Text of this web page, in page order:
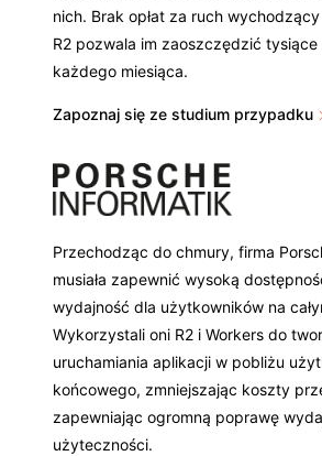
nich. Brak opłat za ruch
R2 pozwala im zaoszczędzić tysiące
każdego miesiąca.
Zapoznaj się ze studium przypadku
Przechodząc do chmury, firma
musiała zapewnić wysoką
wydajność dla użytkowników na
Wykorzystali oni R2 i Workers do
uruchamiania aplikacji w pobliżu
końcowego, zmniejszając koszty
zapewniając ogromną poprawę
użyteczności.